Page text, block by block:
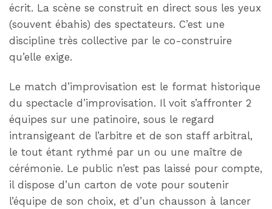
écrit. La scène se construit en direct sous les yeux
(souvent ébahis) des spectateurs. C’est une
discipline très collective par le co-construire
qu’elle exige.
Le match d’improvisation est le format historique
du spectacle d’improvisation. Il voit s’affronter 2
équipes sur une patinoire, sous le regard
intransigeant de l’arbitre et de son staff arbitral,
le tout étant rythmé par un ou une maître de
cérémonie. Le public n’est pas laissé pour compte,
il dispose d’un carton de vote pour soutenir
l’équipe de son choix, et d’un chausson à lancer